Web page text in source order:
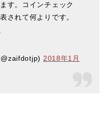
す。コインチェック
されて何よりです。
2018年1月